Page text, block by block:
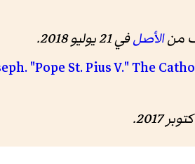
الأصلفي 21 يوليو 2018
.
"Pope St. Pius V." The
.